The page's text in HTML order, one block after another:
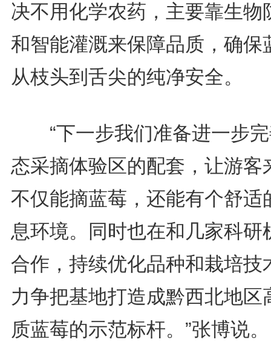
决不用化学农药，主要靠生物
和智能灌溉来保障品质，确保
从枝头到舌尖的纯净安全。
“下一步我们准备进一步完
态采摘体验区的配套，让游客
不仅能摘蓝莓，还能有个舒适
息环境。同时也在和几家科研
合作，持续优化品种和栽培技
力争把基地打造成黔西北地区
质蓝莓的示范标杆。”张博说